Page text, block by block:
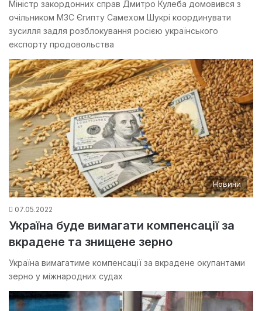
Міністр закордонних справ Дмитро Кулеба домовився з
очільником МЗС Єгипту Самехом Шукрі координувати
зусилля задля розблокування росією українського
експорту продовольства
Новини
07.05.2022
Україна буде вимагати компенсації за
вкрадене та знищене зерно
Україна вимагатиме компенсації за вкрадене окупантами
зерно у міжнародних судах